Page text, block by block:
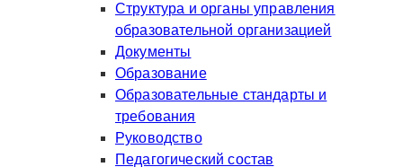
Структура и органы управления
образовательной организацией
Документы
Образование
Образовательные стандарты и
требования
Руководство
Педагогический состав